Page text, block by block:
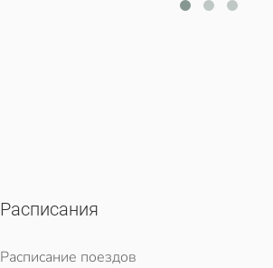
Расписания
Расписание поездов